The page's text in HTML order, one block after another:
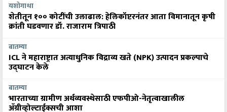
यशोगाथा
शेतीतून १०० कोटींची उलाढाल: हेलिकॉप्टरनंतर आता विमानातून कृषी
क्रांती घडवणार डॉ. राजाराम त्रिपाठी
बातम्या
ICL ने महाराष्ट्रात अत्याधुनिक विद्राव्य खते (NPK) उत्पादन प्रकल्पाचे
उद्घाटन केले
बातम्या
भारताच्या ग्रामीण अर्थव्यवस्थेसाठी एफपीओ-नेतृत्वाखालील
अ‍ॅग्रीव्होल्टाईक्सची आशा